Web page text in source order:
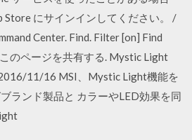
Store にサインインしてください。 /
Center. Find. Filter [on] Find
のページを共有する. Mystic Light
11/16 MSI、Mystic Light機能を
ランド製品と カラーやLED効果を同